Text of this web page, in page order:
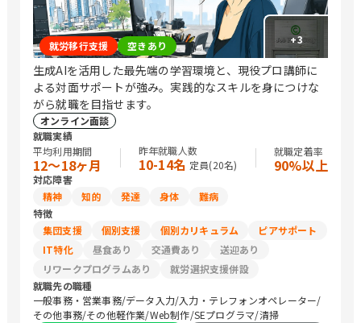
+3
就労移行支援 空きあり
生成AIを活用した最先端の学習環境と、現役プロ講師に
よる対面サポートが強み。実践的なスキルを身につけな
がら就職を目指せます。
オンライン面談
就職実績
平均利用期間
12〜18ヶ月
昨年就職人数
10-14名 定員(20名)
就職定着率
90%以上
対応障害
精神
知的 発達 身体
難病
特徴
集団支援
個別支援 個別カリキュラム
ピアサポート
IT特化
昼食あり 交通費あり
送迎あり
リワークプログラムあり
就労選択支援併設
就職先の職種
一般事務・営業事務/データ入力/入力・テレフォンオペレーター/
その他事務/その他軽作業/Web制作/SEプログラマ/清掃